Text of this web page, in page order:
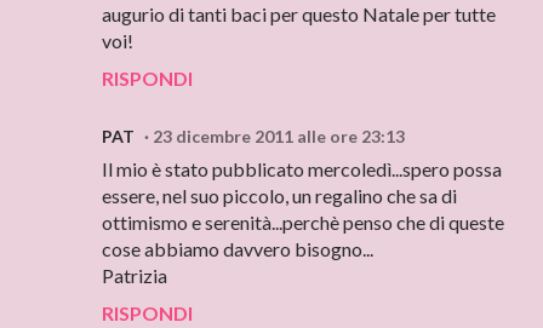
augurio di tanti baci per questo Natale per tutte
voi!
RISPONDI
PAT 23 dicembre 2011 alle ore 23:13
Il mio è stato pubblicato mercoledì...spero possa
essere, nel suo piccolo, un regalino che sa di
ottimismo e serenità...perchè penso che di queste
cose abbiamo davvero bisogno...
Patrizia
RISPONDI